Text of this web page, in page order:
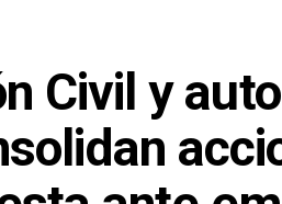
Civil y